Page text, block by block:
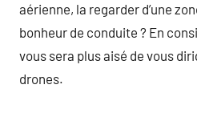
aérienne, la regarder d’une
bonheur de conduite ? En
vous sera plus aisé de vous
drones.